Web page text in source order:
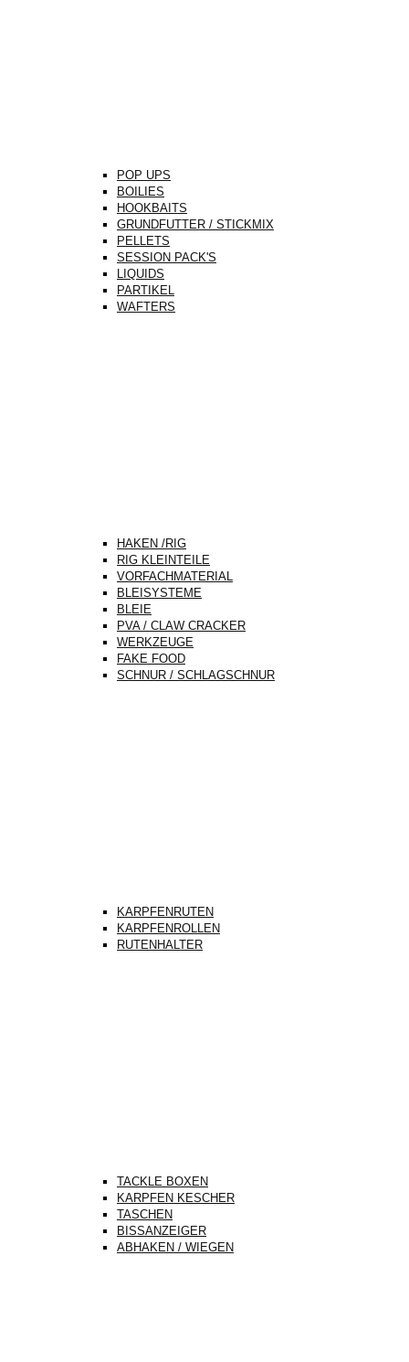
POP UPS
BOILIES
HOOKBAITS
GRUNDFUTTER / STICKMIX
PELLETS
SESSION PACK'S
LIQUIDS
PARTIKEL
WAFTERS
HAKEN /RIG
RIG KLEINTEILE
VORFACHMATERIAL
BLEISYSTEME
BLEIE
PVA / CLAW CRACKER
WERKZEUGE
FAKE FOOD
SCHNUR / SCHLAGSCHNUR
KARPFENRUTEN
KARPFENROLLEN
RUTENHALTER
TACKLE BOXEN
KARPFEN KESCHER
TASCHEN
BISSANZEIGER
ABHAKEN / WIEGEN